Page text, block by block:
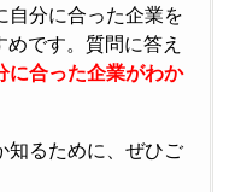
自分に合った企業を
めです。質問に答え
に合った企業がわか
知るために、ぜひご